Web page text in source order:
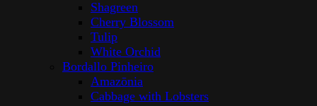
Shagreen
Cherry Blossom
Tulip
White Orchid
Bordallo Pinheiro
Amazōnia
Cabbage with Lobsters